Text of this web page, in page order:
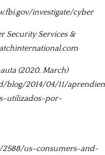
investigate/cyber
Security Services &
(2020, March)
blog/2014/04/11/
utilizados-por-
2588/us-consumers-and-